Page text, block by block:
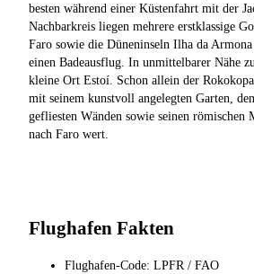
besten während einer Küstenfahrt mit der
Nachbarkreis liegen mehrere erstklassige
Faro sowie die Düneninseln Ilha da
einen Badeausflug. In unmittelbarer Nähe
kleine Ort Estoí. Schon allein der
mit seinem kunstvoll angelegten Garten,
gefliesten Wänden sowie seinen römischen
nach Faro wert.
Flughafen Fakten
Flughafen-Code: LPFR / FAO